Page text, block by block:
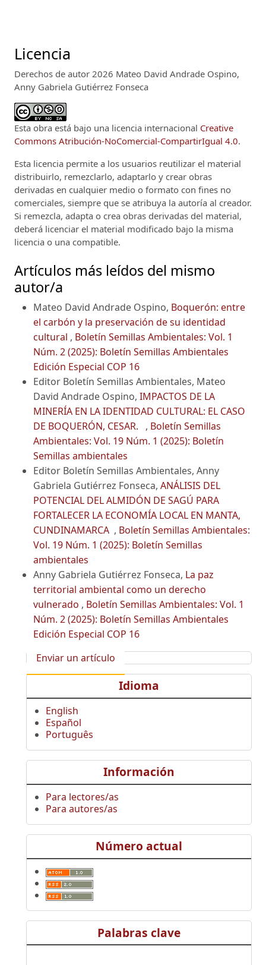
Licencia
Derechos de autor 2026 Mateo David Andrade Ospino,
Anny Gabriela Gutiérrez Fonseca
Esta obra está bajo una licencia internacional Creative
Commons Atribución-NoComercial-CompartirIgual 4.0.
Esta licencia permite a los usuarios reutilizar el material
distribuirlo, remezclarlo, adaptarlo y crear obras
derivadas en cualquier medio o formato con fines no
comerciales, siempre que se atribuya la autoría al creador.
Si remezcla, adapta o crea obras derivadas del material,
deberá licenciar el material modificado bajo la misma
licencia o una compatible.
Artículos más leídos del mismo
autor/a
Mateo David Andrade Ospino, Boquerón: entre
el carbón y la preservación de su identidad
cultural , Boletín Semillas Ambientales: Vol. 1
Núm. 2 (2025): Boletín Semillas Ambientales
Edición Especial COP 16
Editor Boletín Semillas Ambientales, Mateo
David Andrade Ospino, IMPACTOS DE LA
MINERÍA EN LA IDENTIDAD CULTURAL: EL CASO
DE BOQUERÓN, CESAR. , Boletín Semillas
Ambientales: Vol. 19 Núm. 1 (2025): Boletín
Semillas ambientales
Editor Boletín Semillas Ambientales, Anny
Gabriela Gutiérrez Fonseca, ANÁLISIS DEL
POTENCIAL DEL ALMIDÓN DE SAGÚ PARA
FORTALECER LA ECONOMÍA LOCAL EN MANTA,
CUNDINAMARCA , Boletín Semillas Ambientales:
Vol. 19 Núm. 1 (2025): Boletín Semillas
ambientales
Anny Gabriela Gutiérrez Fonseca, La paz
territorial ambiental como un derecho
vulnerado , Boletín Semillas Ambientales: Vol. 1
Núm. 2 (2025): Boletín Semillas Ambientales
Edición Especial COP 16
Enviar un artículo
Idioma
English
Español
Português
Información
Para lectores/as
Para autores/as
Número actual
Palabras clave